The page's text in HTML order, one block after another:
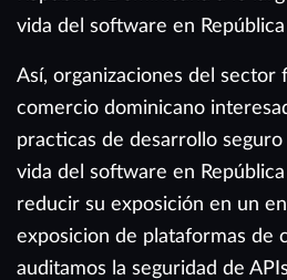
vida del software en
Así, organizaciones del sector
comercio dominicano
practicas de desarrollo
vida del software en
reducir su exposición en un
exposicion de plataformas de
auditamos la seguridad de